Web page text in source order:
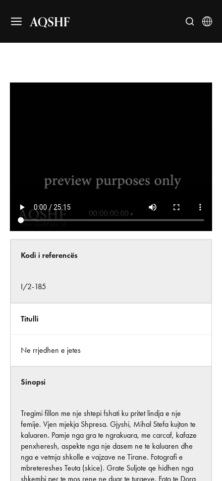
AQSHF
Kodi i referencës
I/2-185
Titulli
Ne rrjedhen e jetes
Sinopsi
Tregimi fillon me nje shtepi fshati ku pritet lindja e nje
femije. Vjen mjekja Shpresa. Gjyshi, Mihal Stefa kujton te
kaluaren. Pamje nga gra te ngrakuara, me carcaf, kafaze
penxheresh, aspekte nga nje dasem ne te kaluaren dhe
nga e vetmja shkolle e vajzave ne Tirane. Fotografi e
mbretereshes Teuta (skice). Grate Suljote qe hidhen nga
shkembi per te mos rene ne duar te turqeve. Foto te Dora